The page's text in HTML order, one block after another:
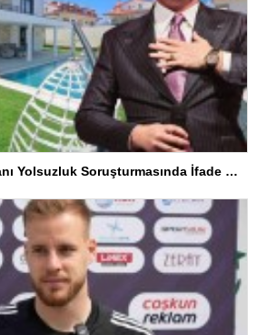
Silivri Belediye Başkanı Yolsuzluk Soruşturmasında İfade Verdi